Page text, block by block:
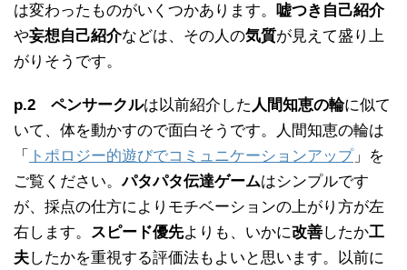
は変わったものがいくつかあります。
嘘つき自己紹介
や妄想自己紹介などは、その人の気質が見えて盛り上
がりそうです。
p.2 ペンサークルは以前紹介した 人間知恵の輪に似て
いて、体を動かすので面白そうです。人間知恵の輪は
「
トポロジー的遊びでコミュニケーションアップ」を
ご覧ください。パタパタ伝達ゲームはシンプルです
が、採点の仕方によりモチベーションの上がり方が左
右します。
スピード優先よりも、いかに改善したか工
夫したかを重視する評価法もよいと思います。以前に